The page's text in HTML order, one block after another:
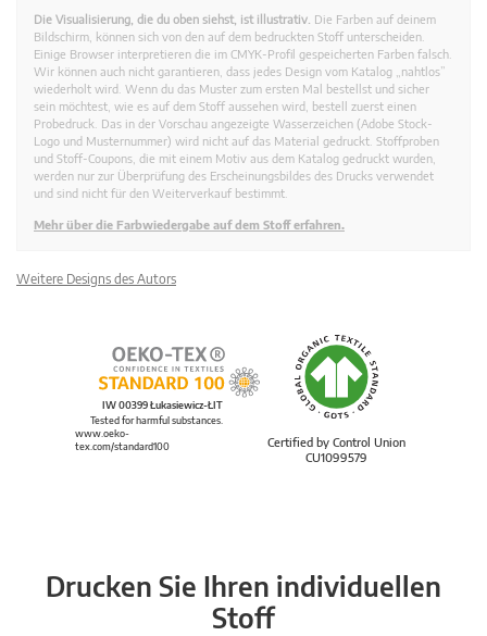
Die Visualisierung, die du oben siehst, ist illustrativ. Die Farben auf deinem
Bildschirm, können sich von den auf dem bedruckten Stoff unterscheiden.
Einige Browser interpretieren die im CMYK-Profil gespeicherten Farben falsch.
Wir können auch nicht garantieren, dass jedes Design vom Katalog „nahtlos”
wiederholt wird. Wenn du das Muster zum ersten Mal bestellst und sicher
sein möchtest, wie es auf dem Stoff aussehen wird, bestell zuerst einen
Probedruck. Das in der Vorschau angezeigte Wasserzeichen (Adobe Stock-
Logo und Musternummer) wird nicht auf das Material gedruckt. Stoffproben
und Stoff-Coupons, die mit einem Motiv aus dem Katalog gedruckt wurden,
werden nur zur Überprüfung des Erscheinungsbildes des Drucks verwendet
und sind nicht für den Weiterverkauf bestimmt.
Mehr über die Farbwiedergabe auf dem Stoff erfahren.
Weitere Designs des Autors
Certified by Control Union
CU1099579
IW 00399 Łukasiewicz-ŁIT
Tested for harmful substances.
www.oeko-
tex.com/standard100
Drucken Sie Ihren individuellen
Stoff